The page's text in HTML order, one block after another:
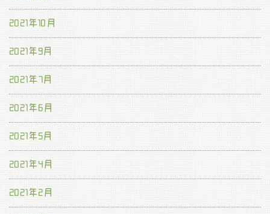
2021年10月
2021年9月
2021年7月
2021年6月
2021年5月
2021年4月
2021年2月